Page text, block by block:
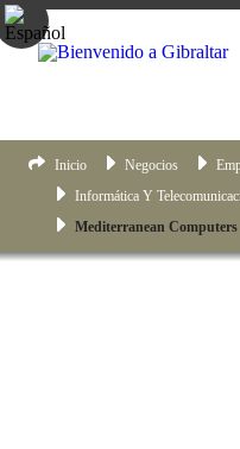
Inicio Negocios
Informática Y
Mediterranean Computers